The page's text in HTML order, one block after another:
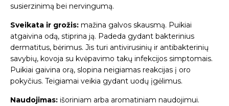
susierzinimą bei nervingumą.
Sveikata ir grožis: mažina galvos skausmą. Puikiai
atgaivina odą, stiprina ją. Padeda gydant bakterinius
dermatitus, bėrimus. Jis turi antivirusinių ir antibakterinių
savybių, kovoja su kvėpavimo takų infekcijos simptomais.
Puikiai gaivina orą, slopina neigiamas reakcijas į oro
pokyčius. Teigiamai veikia gydant uodų įgėlimus.
Naudojimas: išoriniam arba aromatiniam naudojimui.